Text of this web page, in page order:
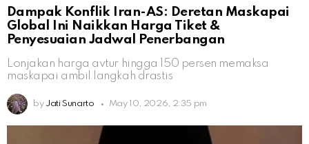
Dampak Konflik Iran-AS: Deretan Maskapai
Global Ini Naikkan Harga Tiket &
Penyesuaian Jadwal Penerbangan
Lonjakan harga avtur hingga 150 persen memaksa
maskapai ambil langkah drastis
by Jati Sunarto May 10, 2026, 2:35 pm